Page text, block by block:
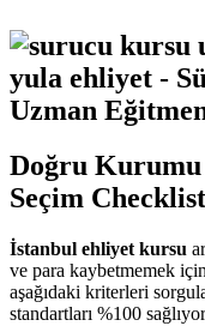
Doğru
Seçim
İstanbul ehliyet kursu
ve para kaybetmemek
aşağıdaki kriterleri
standartları %100